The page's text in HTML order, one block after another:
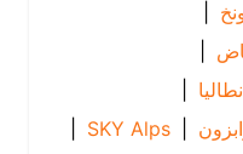
|
|
SKY Alps
|